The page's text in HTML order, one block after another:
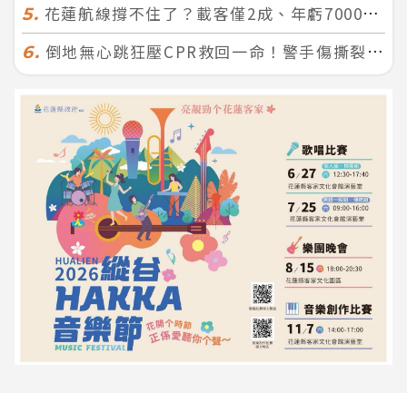
5. 花蓮航線撐不住了？載客僅2成、年虧7000萬 華信喊：真的快飛不下去
6. 倒地無心跳狂壓CPR救回一命！警手傷撕裂仍不放手 竟救到藝人何篤霖哥哥